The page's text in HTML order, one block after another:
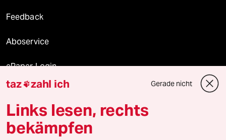
Feedback
Aboservice
ePaper Login
Downloads für Abonnierende
© 2026 taz Verlags und Vertriebs GmbH
taz zahl ich Gerade nicht
Links lesen, rechts
bekämpfen